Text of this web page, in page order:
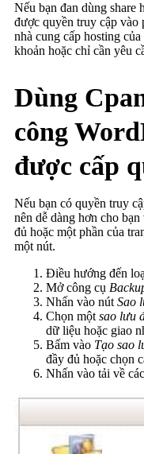
Nếu bạn đan dùng share
được quyền truy cập
nhà cung cấp hosting
khoản hoặc chỉ cần yêu
Dùng
công
được cấp
Nếu bạn có quyền truy
nên dễ dàng hơn cho
đủ hoặc một phần của
một nút.
Điều hướng đến
Mở công cụ
Nhấn vào nút Sao
Chọn một sao lưu
dữ liệu hoặc giao
Bấm vào Tạo sao
đầy đủ hoặc chọn
Nhấn vào tải về